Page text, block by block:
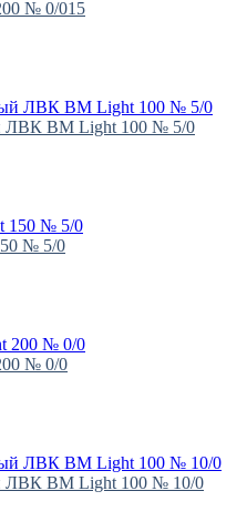
№ 0/015
ЛВК ВМ Light 100 № 5/0
№ 5/0
№ 0/0
ЛВК ВМ Light 100 № 10/0